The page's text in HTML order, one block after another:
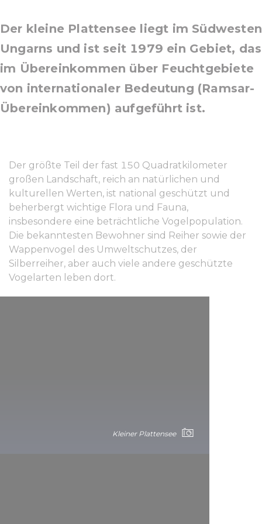
Der kleine Plattensee liegt im Südwesten
Ungarns und ist seit 1979 ein Gebiet, das
im Übereinkommen über Feuchtgebiete
von internationaler Bedeutung (Ramsar-
Übereinkommen) aufgeführt ist.
Der größte Teil der fast 150 Quadratkilometer
großen Landschaft, reich an natürlichen und
kulturellen Werten, ist national geschützt und
beherbergt wichtige Flora und Fauna,
insbesondere eine beträchtliche Vogelpopulation.
Die bekanntesten Bewohner sind Reiher sowie der
Wappenvogel des Umweltschutzes, der
Silberreiher, aber auch viele andere geschützte
Vogelarten leben dort.
Kleiner Plattensee